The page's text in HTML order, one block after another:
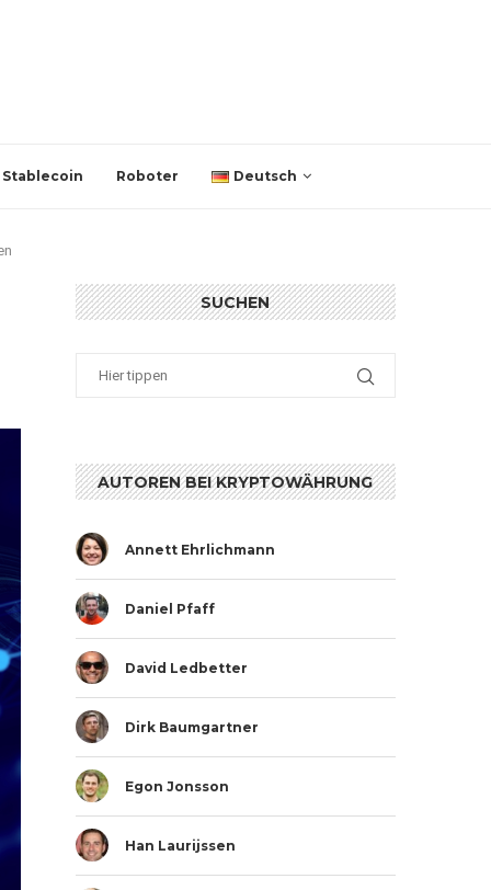
Stablecoin Roboter Deutsch
SUCHEN
AUTOREN BEI KRYPTOWÄHRUNG
Annett Ehrlichmann
Daniel Pfaff
David Ledbetter
Dirk Baumgartner
Egon Jonsson
Han Laurijssen